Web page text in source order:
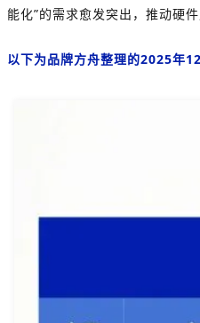
能化”的需求愈发突出，推动硬
以下为品牌方舟整理的2025